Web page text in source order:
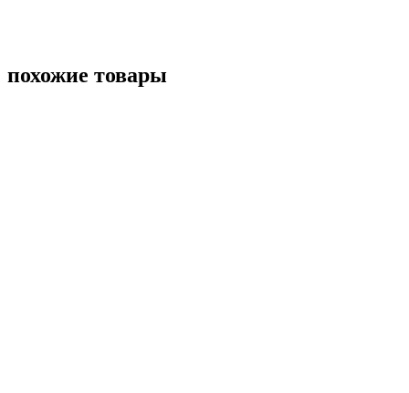
похожие товары